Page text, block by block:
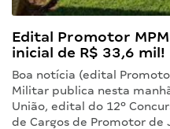
Edital Promotor
inicial de R$ 33,6 mil!
Boa notícia (edital
Militar publica nesta
União, edital do 12º
de Cargos de Promotor de